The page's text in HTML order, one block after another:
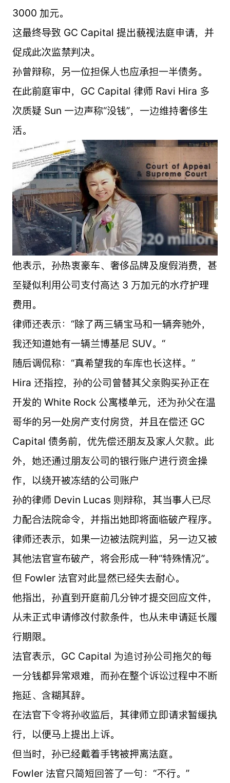
3000 加元。
这最终导致 GC Capital 提出藐视法庭申请，并
促成此次监禁判决。
孙曾辩称，另一位担保人也应承担一半债务。
在此前庭审中，GC Capital 律师 Ravi Hira 多
次质疑 Sun 一边声称“没钱”，一边维持奢侈生
活。
他表示，孙热衷豪车、奢侈品牌及度假消费，甚
至疑似利用公司支付高达 3 万加元的水疗护理
费用。
律师还表示：“除了两三辆宝马和一辆奔驰外，
我还知道她有一辆兰博基尼 SUV。“
随后调侃称：“真希望我的车库也长这样。”
Hira 还指控，孙的公司曾替其父亲购买孙正在
开发的 White Rock 公寓楼单元，还为孙父在温
哥华的另一处房产支付房贷，并且在偿还 GC
Capital 债务前，优先偿还朋友及家人欠款。此
外，她还通过朋友公司的银行账户进行资金操
作，以绕开被冻结的公司账户
孙的律师 Devin Lucas 则辩称，其当事人已尽
力配合法院命令，并指出她即将面临破产程序。
律师还表示，如果一边被法院判监，另一边又被
其他法官宣布破产，将会形成一种“特殊情况”。
但 Fowler 法官对此显然已经失去耐心。
他指出，孙直到开庭前几分钟才提交回应文件，
从未正式申请修改付款条件，也从未申请延长履
行期限。
法官表示，GC Capital 为追讨孙公司拖欠的每
一分钱都异常艰难，而孙在整个诉讼过程中不断
拖延、含糊其辞。
在法官下令将孙收监后，其律师立即请求暂缓执
行，以便马上提出上诉。
但当时，孙已经戴着手铐被押离法庭。
Fowler 法官只简短回答了一句：“不行。”